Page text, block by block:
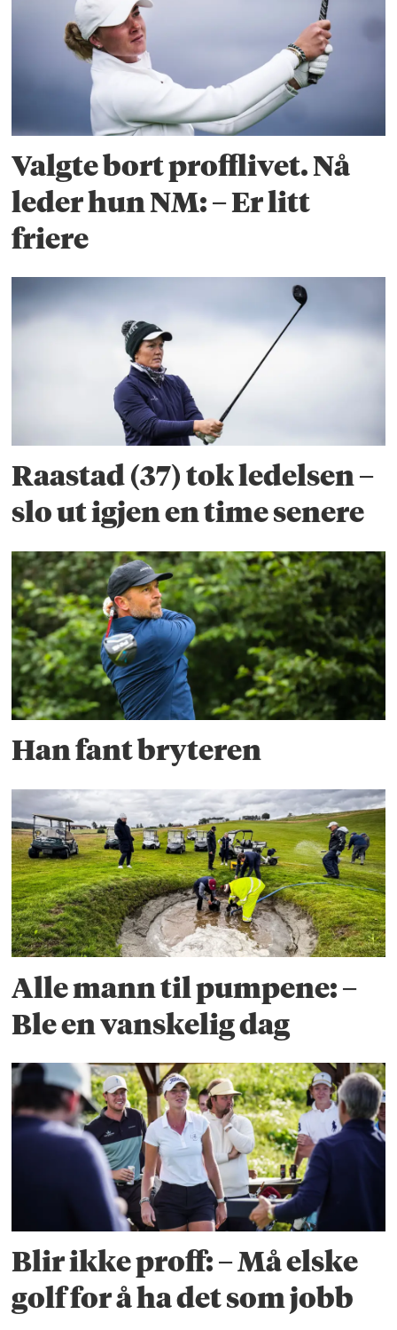
Valgte bort profflivet. Nå
leder hun NM: – Er litt
friere
Raastad (37) tok ledelsen –
slo ut igjen en time senere
Han fant bryteren
Alle mann til pumpene: –
Ble en vanskelig dag
Blir ikke proff: – Må elske
golf for å ha det som jobb